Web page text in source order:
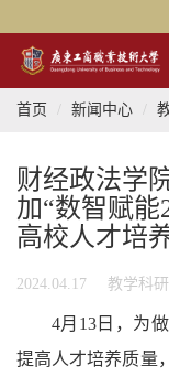
首页
新闻中心
财经政法学
加“数智赋
高校人才培
2024.04.17 教学科研
4月13日，为
提高人才培养质量，